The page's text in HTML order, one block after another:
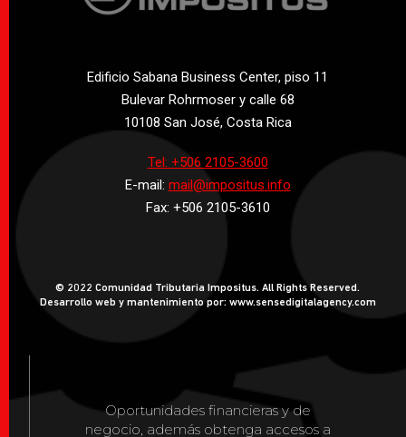
Edificio Sabana Business Center, piso 11
Bulevar Rohrmoser y calle 68
10108 San José, Costa Rica
Tel: +506 2105-3600
E-mail: mail@impositus.info
Fax: +506 2105-3610
© 2022 Comunidad Tributaria Impositus. All Rights Reserved.
Desarrollo web y mantenimiento por: www.sensedigitalagency.com
Oportunidades financieras y de
negocio, además obtenga accesos a